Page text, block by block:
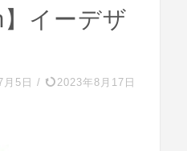
】イーデザ
5日 / 2023年8月17日